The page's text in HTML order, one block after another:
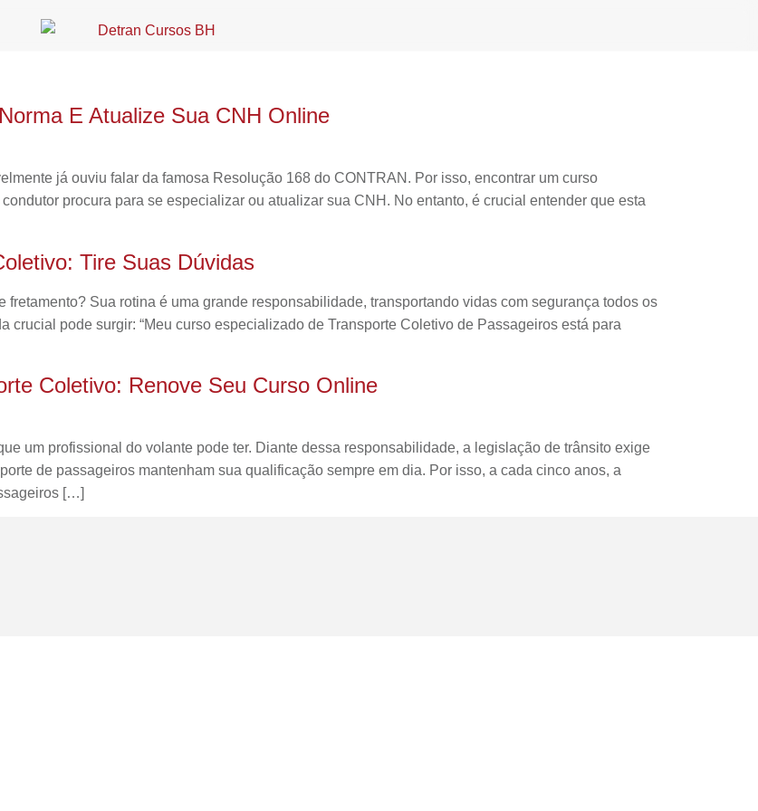
E Atualize Sua CNH Online
já ouviu falar da famosa Resolução 168 do CONTRAN. Por isso, encontrar um curso
procura para se especializar ou atualizar sua CNH. No entanto, é crucial entender que esta
Tire Suas Dúvidas
Sua rotina é uma grande responsabilidade, transportando vidas com segurança todos os
crucial pode surgir: “Meu curso especializado de Transporte Coletivo de Passageiros está para
Coletivo: Renove Seu Curso Online
um profissional do volante pode ter. Diante dessa responsabilidade, a legislação de trânsito exige
de passageiros mantenham sua qualificação sempre em dia. Por isso, a cada cinco anos, a
[…]